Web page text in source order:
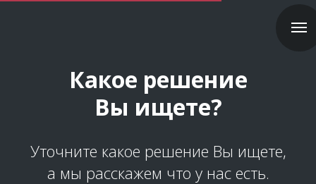
Какое решение
Вы ищете?
Уточните какое решение Вы ищете,
а мы расскажем что у нас есть.